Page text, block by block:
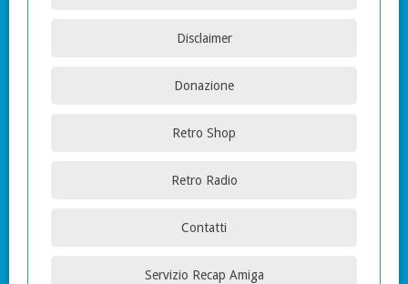
Disclaimer
Donazione
Retro Shop
Retro Radio
Contatti
Servizio Recap Amiga